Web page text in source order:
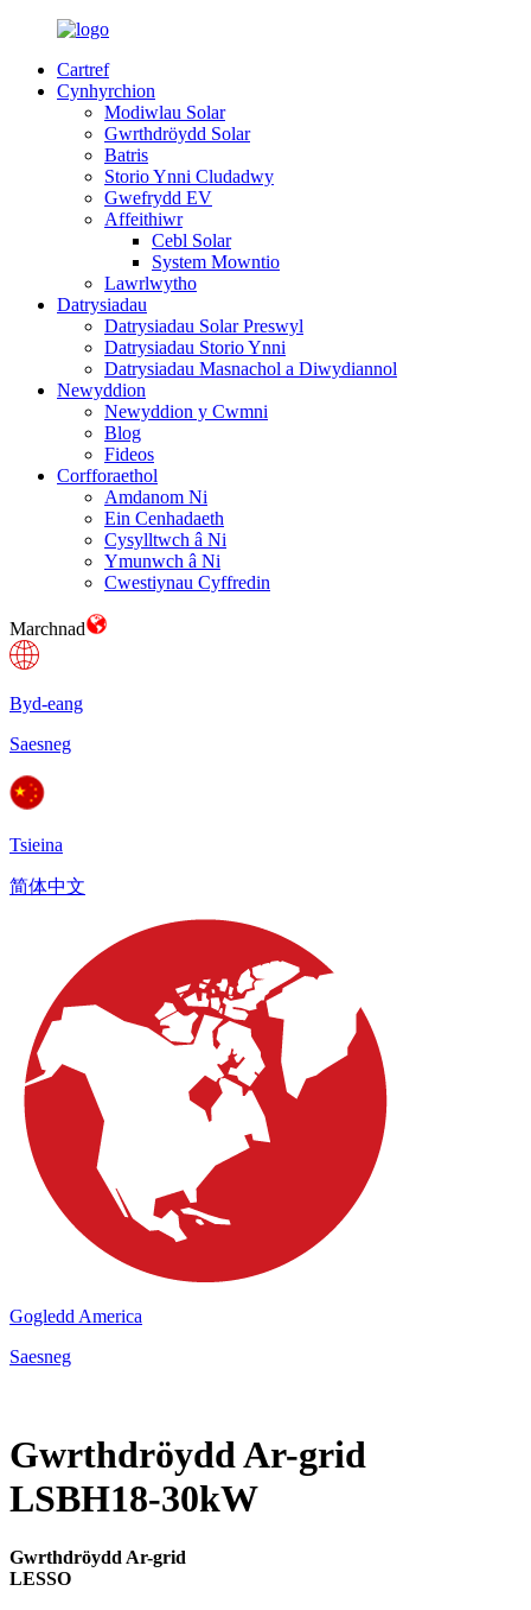
Cartref
Cynhyrchion
Modiwlau Solar
Gwrthdröydd Solar
Batris
Storio Ynni Cludadwy
Gwefrydd EV
Affeithiwr
Cebl Solar
System Mowntio
Lawrlwytho
Datrysiadau
Datrysiadau Solar Preswyl
Datrysiadau Storio Ynni
Datrysiadau Masnachol a Diwydiannol
Newyddion
Newyddion y Cwmni
Blog
Fideos
Corfforaethol
Amdanom Ni
Ein Cenhadaeth
Cysylltwch â Ni
Ymunwch â Ni
Cwestiynau Cyffredin
Marchnad
Byd-eang
Saesneg
Tsieina
简体中文
Gogledd America
Saesneg
Gwrthdröydd Ar-grid
LSBH18-30kW
Gwrthdröydd Ar-grid
LESSO